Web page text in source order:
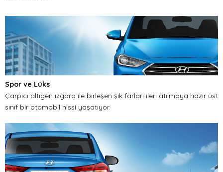
Spor ve Lüks
Çarpıcı altıgen ızgara ile birleşen şık farları ileri atılmaya hazır üst
sınıf bir otomobil hissi yaşatıyor.